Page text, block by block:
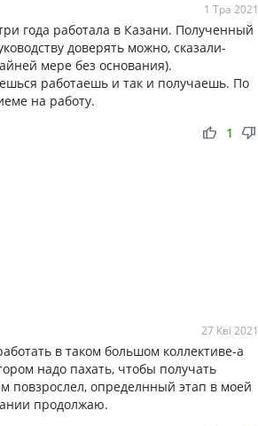
1 Тра 2021
года работала в Казани. Полученный
доверять можно, сказали-
мере без основания).
работаешь и так и получаешь. По
на работу.
thumb_up thumb_down
1
27 Кві 2021
в таком большом коллективе-а
надо пахать, чтобы получать
повзрослел, определнный этап в моей
продолжаю.